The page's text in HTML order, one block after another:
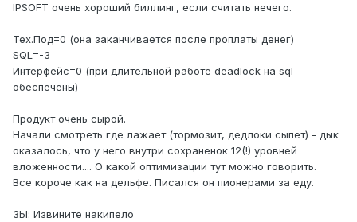
IPSOFT очень хороший биллинг, если считать нечего.
Тех.Под=0 (она заканчивается после проплаты денег)
SQL=-3
Интерфейс=0 (при длительной работе deadlock на sql
обеспечены)
Продукт очень сырой.
Начали смотреть где лажает (тормозит, дедлоки сыпет) - дык
оказалось, что у него внутри сохраненок 12(!) уровней
вложенности.... О какой оптимизации тут можно говорить.
Все короче как на дельфе. Писался он пионерами за еду.
ЗЫ: Извините накипело